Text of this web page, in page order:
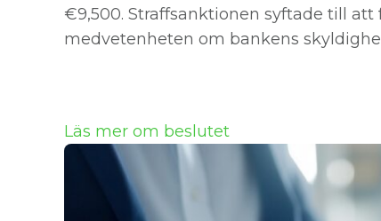
€9,500. Straffsanktionen syftade till
medvetenheten om bankens
Läs mer om beslutet